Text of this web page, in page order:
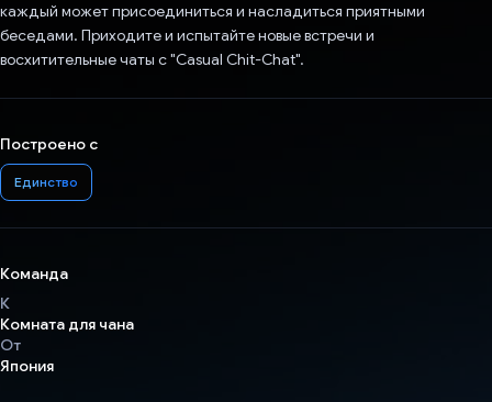
каждый может присоединиться и насладиться приятными
беседами. Приходите и испытайте новые встречи и
восхитительные чаты с "Casual Chit-Chat".
Построено с
Единство
Команда
К
Комната для чана
От
Япония